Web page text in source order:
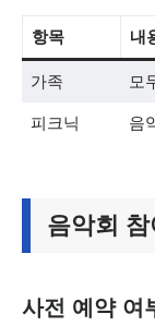
항목 내
가족 모
피크닉 음
음악회 참
사전 예약 여